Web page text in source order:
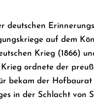
deutschen
auf dem
Krieg (1866)
ordnete der
bekam der
in der Schlacht von